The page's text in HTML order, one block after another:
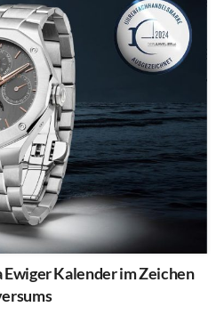
Kalender im Zeichen